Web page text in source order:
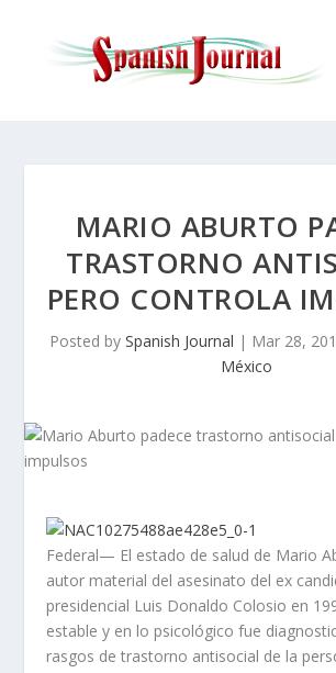
MARIO ABURTO
TRASTORNO
PERO CONTROLA
Posted by Spanish Journal | Mar 28,
México
Federal— El estado de salud de Mario
autor material del asesinato del ex
presidencial Luis Donaldo Colosio en
estable y en lo psicológico fue
rasgos de trastorno antisocial de la